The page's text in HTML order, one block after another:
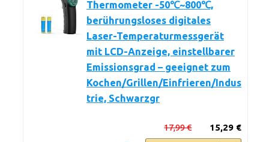
Thermometer -50℃~800℃,
berührungsloses digitales
Laser-Temperaturmessgerät
mit LCD-Anzeige, einstellbarer
Emissionsgrad – geeignet zum
Kochen/Grillen/Einfrieren/Indus
trie, Schwarzgr
15,29 €
17,99 €